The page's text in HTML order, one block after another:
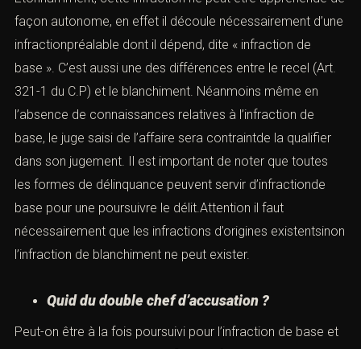
Étonnamment, cette infraction ne peut être appréhendé
de façon autonome, en effet il découle nécessairement
d’une infractionpréalable dont il dépend, dite « infraction
de base ». C’est aussi une des différences entre le recel
(Art. 321-1 du C.P) et le blanchiment. Néanmoins même
en l’absence de connaissances relatives à l’infraction de
base, le juge saisi de l’affaire sera contraintde la qualifier
dans son jugement. Il est important de noter que toutes
les formes de délinquance peuvent servir d’infractionde
nécessairement que les infractions d’origines